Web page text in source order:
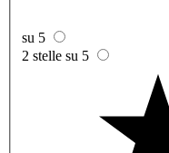
su 5
2 stelle su 5